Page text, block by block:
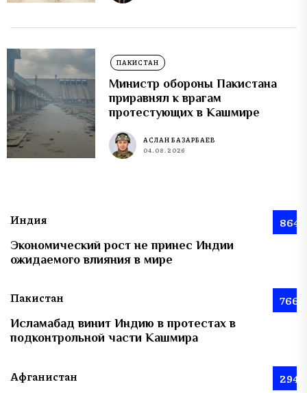
ПАКИСТАН
Министр обороны Пакистана
приравнял к врагам
протестующих в Кашмире
АСЛАН БАЗАРБАЕВ
04.08.2026
Индия 864
Экономический рост не принес Индии
ожидаемого влияния в мире
Пакистан 766
Исламабад винит Индию в протестах в
подконтрольной части Кашмира
Афганистан 294